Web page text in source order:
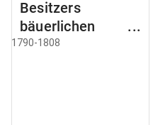
Besitzers
bäuerlichen
Grundstücke, den
1790-1808